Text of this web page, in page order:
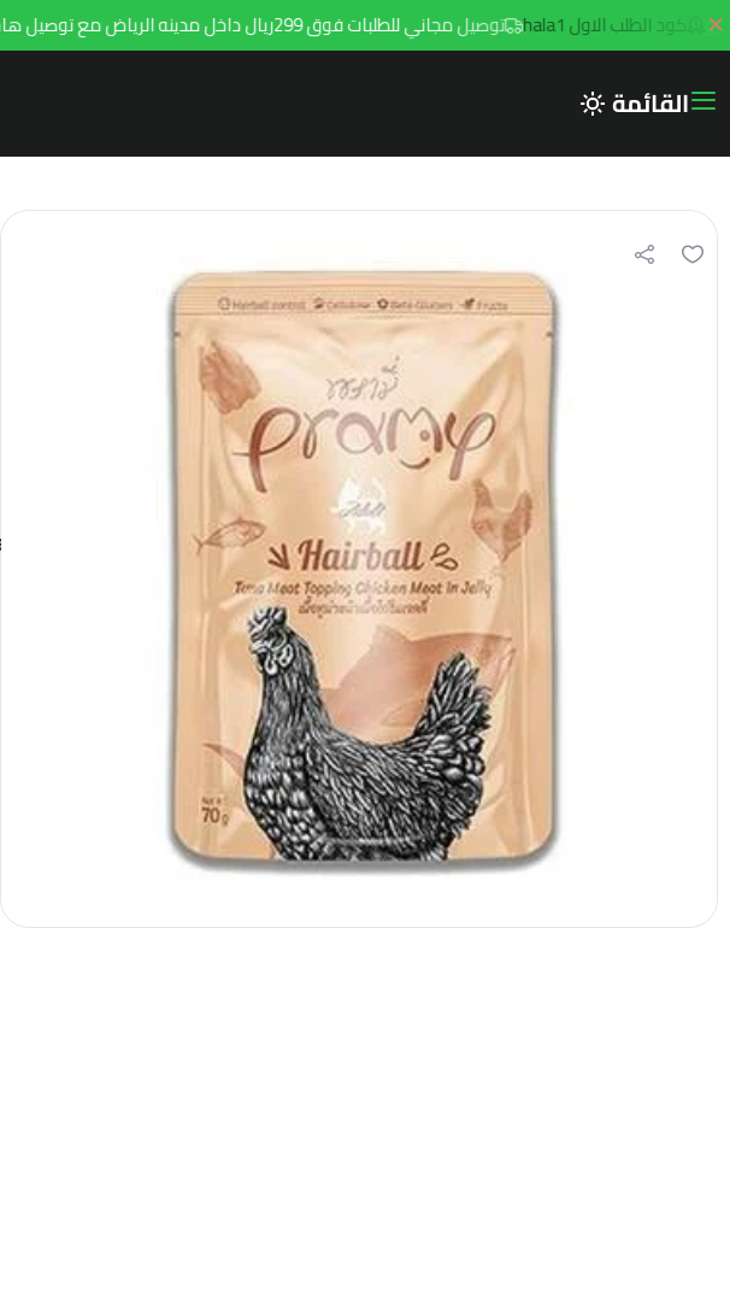
كود الطلب الاول hala1 توصيل مجاني للطلبات فوق 299ريال داخل مدينه الرياض مع توصيل هامتارو
القائمة